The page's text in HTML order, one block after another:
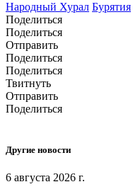
Народный Хурал Бурятия
Поделиться
Поделиться
Отправить
Поделиться
Поделиться
Твитнуть
Отправить
Поделиться
Другие новости
6 августа 2026 г.